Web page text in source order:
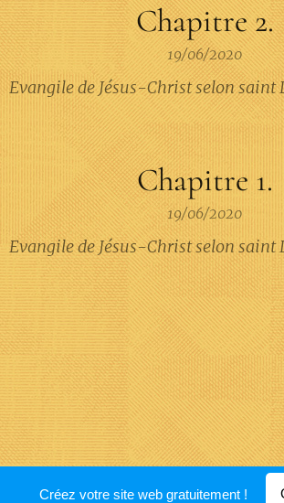
Chapitre 2.
19/06/2020
Evangile de Jésus-Christ selon saint
Chapitre 1.
19/06/2020
Evangile de Jésus-Christ selon saint
Optimisé parWebnode
Créez votre site web gratuitement !